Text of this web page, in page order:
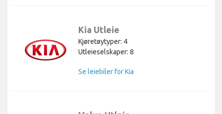
Kia Utleie
Kjøretøytyper: 4
Utleieselskaper: 8
Se leiebiler for Kia